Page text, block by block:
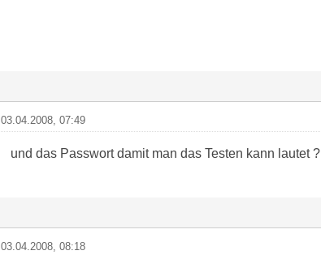
03.04.2008, 07:49
und das Passwort damit man das Testen kann lautet ?
03.04.2008, 08:18